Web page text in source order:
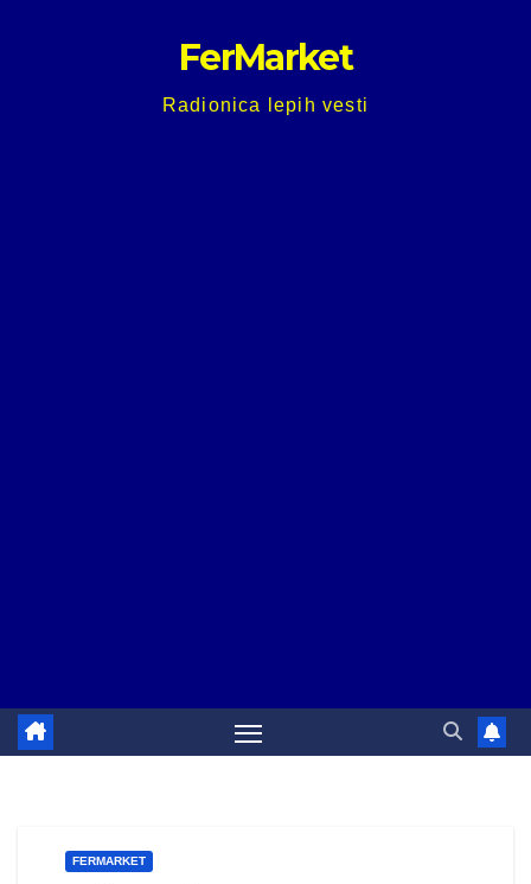
FerMarket
Radionica lepih vesti
FERMARKET